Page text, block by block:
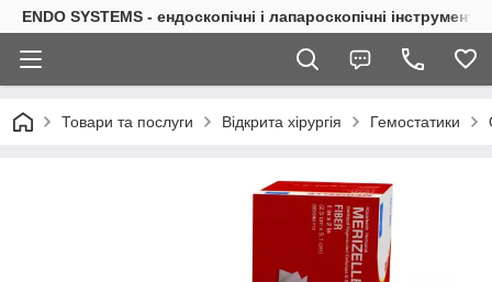
ENDO SYSTEMS - ендоскопічні і лапароскопічні інструменти
Товари та послуги Відкрита хірургія Гемостатики